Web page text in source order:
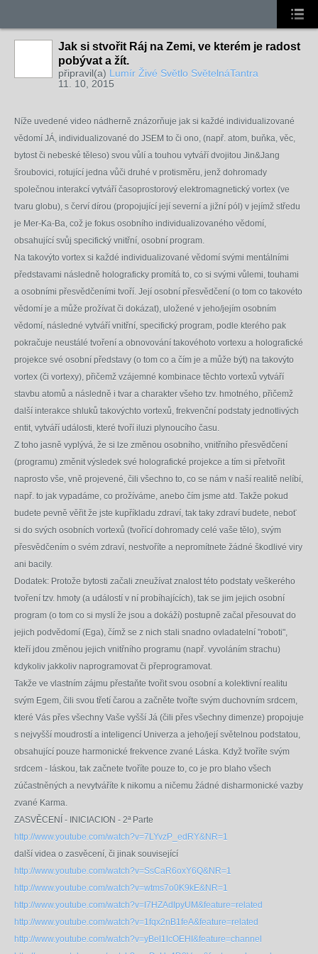
Jak si stvořit Ráj na Zemi, ve kterém je radost
pobývat a žít.
připravil(a) Lumír Živé Světlo SvětelnáTantra
11. 10, 2015
Níže uvedené video nádherně znázorňuje jak si každé individualizované
vědomí JÁ, individualizované do JSEM to či ono, (např. atom, buňka, věc,
bytost či nebeské těleso) svou vůlí a touhou vytváří dvojitou Jin&Jang
šroubovici, rotující jedna vůči druhé v protisměru, jenž dohromady
společnou interakcí vytváří časoprostorový elektromagnetický vortex (ve
tvaru globu), s červí dírou (propojující její severní a jižní pól) v jejímž středu
je Mer-Ka-Ba, což je fokus osobního individualizovaného vědomí,
obsahující svůj specifický vnitřní, osobní program.
Na takovýto vortex si každé individualizované vědomí svými mentálními
představami následně holograficky promítá to, co si svými vůlemi, touhami
a osobními přesvědčeními tvoří. Její osobní přesvědčení (o tom co takovéto
vědomí je a může prožívat či dokázat), uložené v jeho/jejím osobním
vědomí, následné vytváří vnitřní, specifický program, podle kterého pak
pokračuje neustálé tvoření a obnovování takovéhoto vortexu a holografické
projekce své osobní představy (o tom co a čím je a může být) na takovýto
vortex (či vortexy), přičemž vzájemné kombinace těchto vortexů vytváří
stavbu atomů a následně i tvar a charakter všeho tzv. hmotného, přičemž
další interakce shluků takovýchto vortexů, frekvenční podstaty jednotlivých
entit, vytváří události, které tvoří iluzi plynoucího času.
Z toho jasně vyplývá, že si lze změnou osobního, vnitřního přesvědčení
(programu) změnit výsledek své holografické projekce a tím si přetvořit
naprosto vše, vně projevené, čili všechno to, co se nám v naší realitě nelíbí,
např. to jak vypadáme, co prožíváme, anebo čím jsme atd. Takže pokud
budete pevně věřit že jste kupříkladu zdraví, tak taky zdraví budete, neboť
si do svých osobních vortexů (tvořící dohromady celé vaše tělo), svým
přesvědčením o svém zdraví, nestvoříte a nepromítnete žádné škodlivé viry
ani bacily.
Dodatek: Protože bytosti začali zneužívat znalost této podstaty veškerého
tvoření tzv. hmoty (a událostí v ní probíhajících), tak se jim jejich osobní
program (o tom co si myslí že jsou a dokáží) postupně začal přesouvat do
jejich podvědomí (Ega), čímž se z nich stali snadno ovladatelní "roboti",
kteří jdou změnou jejich vnitřního programu (např. vyvoláním strachu)
kdykoliv jakkoliv naprogramovat či přeprogramovat.
Takže ve vlastním zájmu přestaňte tvořit svou osobní a kolektivní realitu
svým Egem, čili svou třetí čarou a začněte tvořte svým duchovním srdcem,
které Vás přes všechny Vaše vyšší Já (čili přes všechny dimenze) propojuje
s nejvyšší moudrostí a inteligencí Univerza a jeho/její světelnou podstatou,
obsahující pouze harmonické frekvence zvané Láska. Když tvoříte svým
srdcem - láskou, tak začnete tvoříte pouze to, co je pro blaho všech
zúčastněných a nevytváříte k nikomu a ničemu žádné disharmonické vazby
zvané Karma.
ZASVĚCENÍ - INICIACION - 2ª Parte
http://www.youtube.com/watch?v=7LYvzP_edRY&NR=1
další videa o zasvěcení, či jinak související
http://www.youtube.com/watch?v=SsCaR6oxY6Q&NR=1
http://www.youtube.com/watch?v=wtms7o0K9kE&NR=1
http://www.youtube.com/watch?v=I7HZAdIpyUM&feature=related
http://www.youtube.com/watch?v=1fqx2nB1feA&feature=related
http://www.youtube.com/watch?v=yBel1lcOEHI&feature=channel